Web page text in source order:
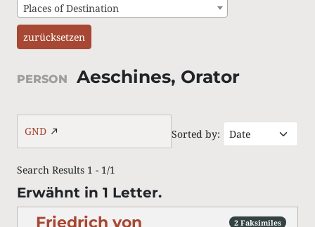
Places of Destination
zurücksetzen
PERSON Aeschines, Orator
GND Sorted by:
Search Results 1 - 1/1
Erwähnt in 1 Letter.
Friedrich von
2 Faksimiles